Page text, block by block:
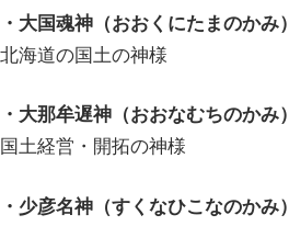
・大国魂神（おおくにたまのかみ）
北海道の国土の神様
・大那牟遅神（おおなむちのかみ）
国土経営・開拓の神様
・少彦名神（すくなひこなのかみ）